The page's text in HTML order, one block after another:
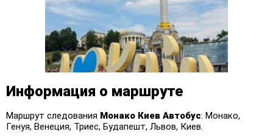
Информация о маршруте
Маршрут следования Монако Киев Автобус: Монако,
Генуя, Венеция, Триес, Будапешт, Львов, Киев.